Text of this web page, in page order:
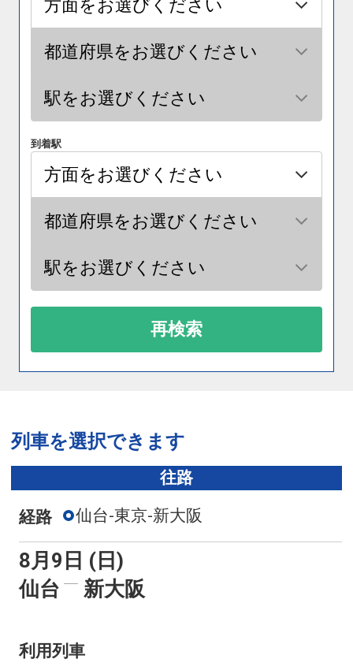
到着駅
再検索
列車を選択できます
往路
経路 仙台-東京-新大阪
8月9日 (日)
仙台
新大阪
利用列車